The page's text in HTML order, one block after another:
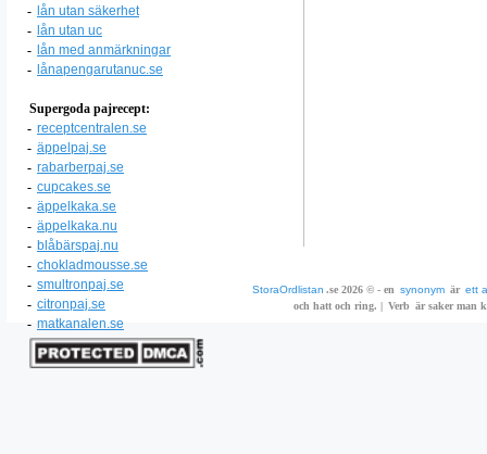
- lån utan säkerhet
- lån utan uc
- lån med anmärkningar
- lånapengarutanuc.se
Supergoda pajrecept:
- receptcentralen.se
- äppelpaj.se
- rabarberpaj.se
- cupcakes.se
- äppelkaka.se
- äppelkaka.nu
- blåbärspaj.nu
- chokladmousse.se
- smultronpaj.se
- citronpaj.se
- matkanalen.se
StoraOrdlistan .se 2026 © - en synonym är ett
och hatt och ring. | Verb är saker man